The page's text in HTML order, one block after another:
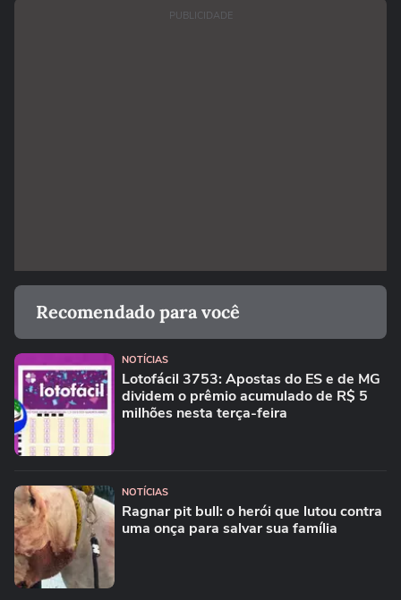
PUBLICIDADE
Recomendado para você
NOTÍCIAS
Lotofácil 3753: Apostas do ES e de MG
dividem o prêmio acumulado de R$ 5
milhões nesta terça-feira
NOTÍCIAS
Ragnar pit bull: o herói que lutou contra
uma onça para salvar sua família